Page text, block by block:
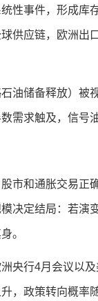
性事件，形成
供应链，欧洲出
油储备释放）被
需求触及，信号
市和通胀交易正
决定结局：若演
。
央行4月会议以
，政策转向概率